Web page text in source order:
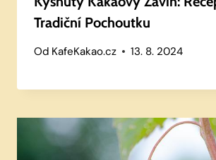
Tradiční Pochoutku
Od KafeKakao.cz 13. 8. 2024